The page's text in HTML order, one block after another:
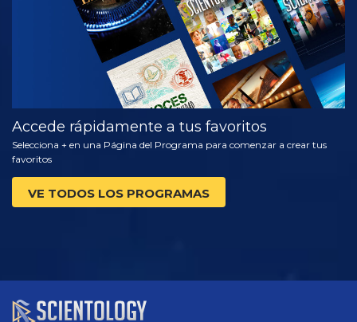
Accede rápidamente a tus favoritos
Selecciona + en una Página del Programa para comenzar a crear tus
favoritos
VE TODOS LOS PROGRAMAS